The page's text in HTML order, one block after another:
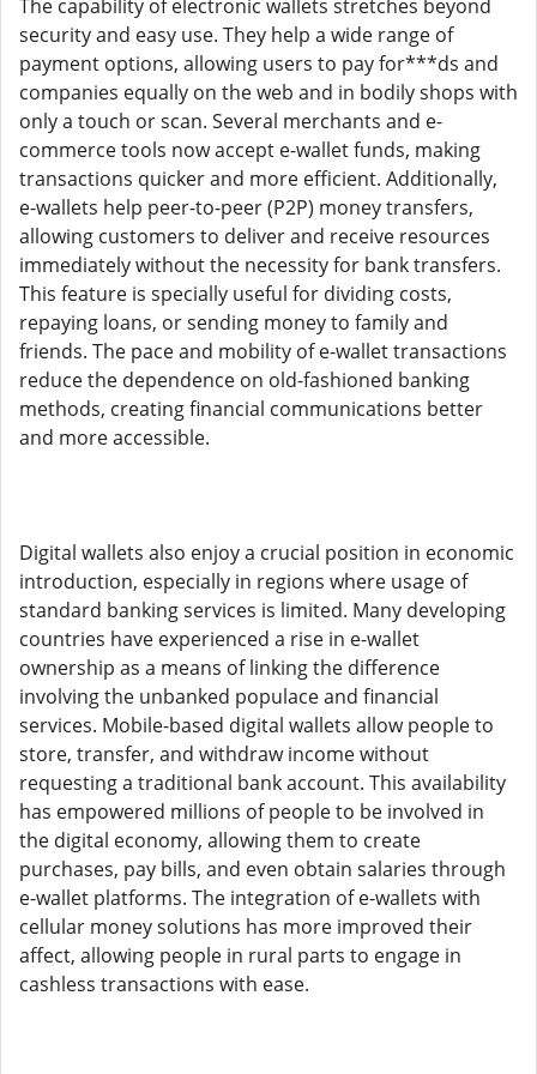
The capability of electronic wallets stretches beyond
security and easy use. They help a wide range of
payment options, allowing users to pay for***ds and
companies equally on the web and in bodily shops with
only a touch or scan. Several merchants and e-
commerce tools now accept e-wallet funds, making
transactions quicker and more efficient. Additionally,
e-wallets help peer-to-peer (P2P) money transfers,
allowing customers to deliver and receive resources
immediately without the necessity for bank transfers.
This feature is specially useful for dividing costs,
repaying loans, or sending money to family and
friends. The pace and mobility of e-wallet transactions
reduce the dependence on old-fashioned banking
methods, creating financial communications better
and more accessible.
Digital wallets also enjoy a crucial position in economic
introduction, especially in regions where usage of
standard banking services is limited. Many developing
countries have experienced a rise in e-wallet
ownership as a means of linking the difference
involving the unbanked populace and financial
services. Mobile-based digital wallets allow people to
store, transfer, and withdraw income without
requesting a traditional bank account. This availability
has empowered millions of people to be involved in
the digital economy, allowing them to create
purchases, pay bills, and even obtain salaries through
e-wallet platforms. The integration of e-wallets with
cellular money solutions has more improved their
affect, allowing people in rural parts to engage in
cashless transactions with ease.